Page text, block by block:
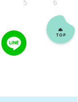
5 6